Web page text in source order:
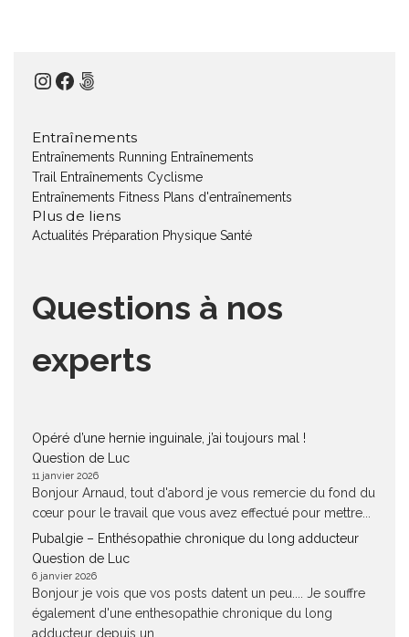
Instagram
Facebook
500px
Entraînements
Entraînements Running Entraînements
Trail
Entraînements Cyclisme
Entraînements Fitness Plans d'entraînements
Plus de liens
Actualités Préparation Physique Santé
Questions à nos
experts
Opéré d’une hernie inguinale, j’ai toujours mal !
Question de Luc
11 janvier 2026
Bonjour Arnaud, tout d'abord je vous remercie du fond du
cœur pour le travail que vous avez effectué pour mettre...
Pubalgie – Enthésopathie chronique du long adducteur
Question de Luc
6 janvier 2026
Bonjour je vois que vos posts datent un peu.... Je souffre
également d'une enthesopathie chronique du long
adducteur depuis un...